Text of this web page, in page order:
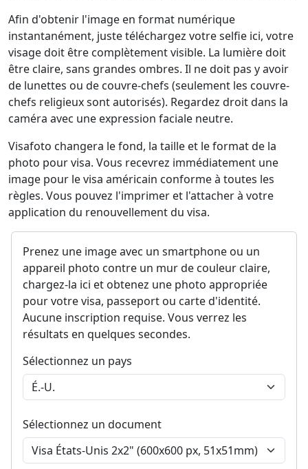
Afin d'obtenir l'image en format numérique
instantanément, juste téléchargez votre selfie ici, votre
visage doit être complètement visible. La lumière doit
être claire, sans grandes ombres. Il ne doit pas y avoir
de lunettes ou de couvre-chefs (seulement les couvre-
chefs religieux sont autorisés). Regardez droit dans la
caméra avec une expression faciale neutre.
Visafoto changera le fond, la taille et le format de la
photo pour visa. Vous recevrez immédiatement une
image pour le visa américain conforme à toutes les
règles. Vous pouvez l'imprimer et l'attacher à votre
application du renouvellement du visa.
Prenez une image avec un smartphone ou un
appareil photo contre un mur de couleur claire,
chargez-la ici et obtenez une photo appropriée
pour votre visa, passeport ou carte d'identité.
Aucune inscription requise. Vous verrez les
résultats en quelques secondes.
Sélectionnez un pays
Sélectionnez un document